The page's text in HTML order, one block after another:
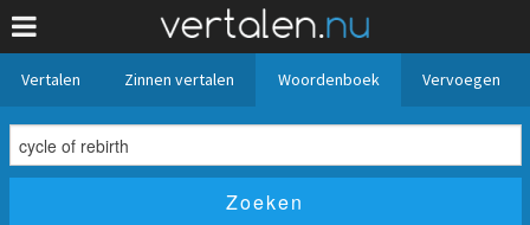
Vertalen Zinnen vertalen Woordenboek Vervoegen